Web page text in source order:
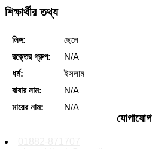
শিক্ষার্থীর তথ্য
লিঙ্গ:
ছেলে
রক্তের গ্রুপ:
N/A
ধর্ম:
ইসলাম
বাবার নাম:
N/A
মায়ের নাম:
N/A
যোগাযোগ